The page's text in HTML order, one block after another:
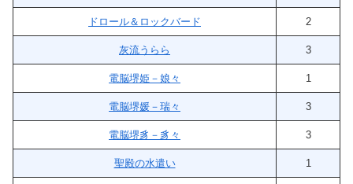
ドロール＆ロックバード 2
灰流うらら 3
電脳堺姫－娘々 1
電脳堺媛－瑞々 3
電脳堺豸－豸々 3
聖殿の水遣い 1